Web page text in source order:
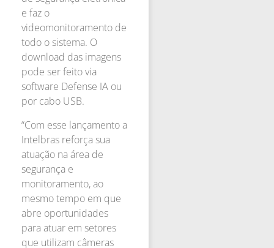
e faz o
videomonitoramento de
todo o sistema. O
download das imagens
pode ser feito via
software Defense IA ou
por cabo USB.
“Com esse lançamento a
Intelbras reforça sua
atuação na área de
segurança e
monitoramento, ao
mesmo tempo em que
abre oportunidades
para atuar em setores
que utilizam câmeras